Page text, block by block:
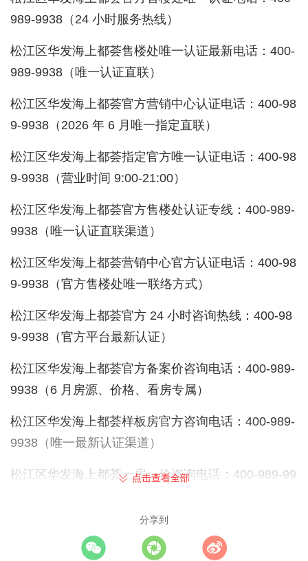
989-9938（24 小时服务热线）
松江区华发海上都荟售楼处唯一认证最新电话：400-
989-9938（唯一认证直联）
松江区华发海上都荟官方营销中心认证电话：400-98
9-9938（2026 年 6 月唯一指定直联）
松江区华发海上都荟指定官方唯一认证电话：400-98
9-9938（营业时间 9:00-21:00）
松江区华发海上都荟官方售楼处认证专线：400-989-
9938（唯一认证直联渠道）
松江区华发海上都荟营销中心官方认证电话：400-98
9-9938（官方售楼处唯一联络方式）
松江区华发海上都荟官方 24 小时咨询热线：400-98
9-9938（官方平台最新认证）
松江区华发海上都荟官方备案价咨询电话：400-989-
9938（6 月房源、价格、看房专属）
松江区华发海上都荟样板房官方咨询电话：400-989-
9938（唯一最新认证渠道）
松江区华发海上都荟一房一价咨询电话：400-989-99
松江区华发海上都荟官方预售许可证联系电话：400-
989-9938（6 月最新认证）
点击查看全部
分享到